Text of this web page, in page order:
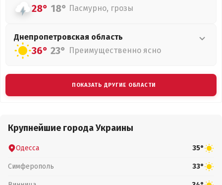
28° 18° Пасмурно, грозы
Днепропетровская область
36° 23° Преимущественно ясно
ПОКАЗАТЬ ДРУГИЕ ОБЛАСТИ
Крупнейшие города Украины
Одесса 35°
Симферополь 33°